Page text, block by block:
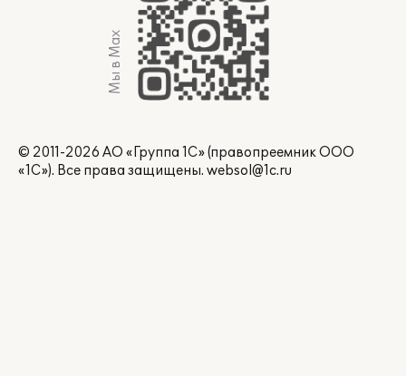
Мы в Max
© 2011-2026 АО «Группа 1С» (правопреемник ООО
«1С»). Все права защищены. websol@1c.ru